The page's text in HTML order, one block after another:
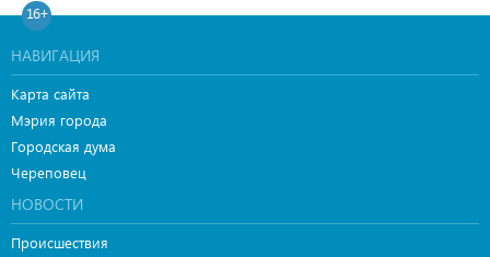
16+
НАВИГАЦИЯ
Карта сайта
Мэрия города
Городская дума
Череповец
НОВОСТИ
Происшествия